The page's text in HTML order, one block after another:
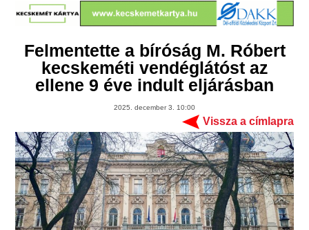
Felmentette a bíróság M. Róbert
kecskeméti vendéglátóst az
ellene 9 éve indult eljárásban
2025. december 3. 10:00
Vissza a címlapra